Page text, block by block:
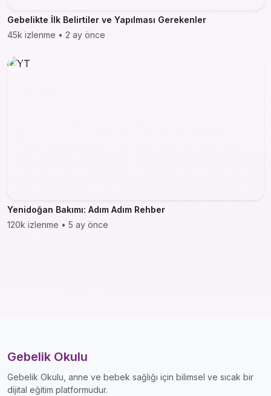
Gebelikte İlk Belirtiler ve Yapılması Gerekenler
45k izlenme • 2 ay önce
play_circle
Yenidoğan Bakımı: Adım Adım Rehber
120k izlenme • 5 ay önce
Gebelik Okulu
Gebelik Okulu, anne ve bebek sağlığı için bilimsel ve sıcak bir
dijital eğitim platformudur.